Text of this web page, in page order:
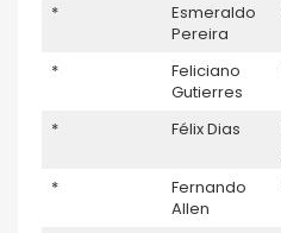
*
Esmeraldo
Pereira
*
Feliciano
Gutierres
* Félix Dias
*
Fernando
Allen